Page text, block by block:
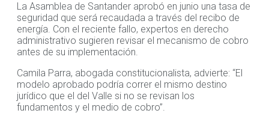
La Asamblea de Santander aprobó en junio una tasa de
seguridad que será recaudada a través del recibo de
energía. Con el reciente fallo, expertos en derecho
administrativo sugieren revisar el mecanismo de cobro
antes de su implementación.
Camila Parra, abogada constitucionalista, advierte: “El
modelo aprobado podría correr el mismo destino
jurídico que el del Valle si no se revisan los
fundamentos y el medio de cobro”.